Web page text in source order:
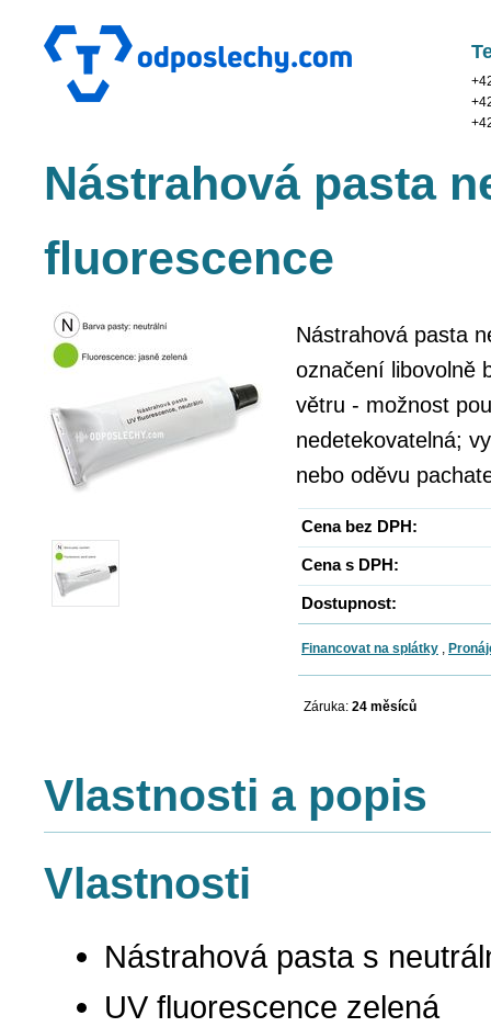
Nástrahová pasta
fluorescence
Nástrahová pasta
označení libovolně
větru - možnost
nedetekovatelná;
nebo oděvu
Cena bez DPH:
Cena s DPH:
Dostupnost:
Financovat na splátky ,
Záruka: 24 měsíců
Vlastnosti a popis
Vlastnosti
Nástrahová pasta s
UV fluorescence zelená